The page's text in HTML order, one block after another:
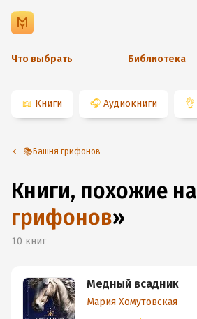
Что выбрать Библиотека
📖 Книги 🎧 Аудиокниги 👌
📚Башня грифонов
Книги, похожие на
грифонов»
10 книг
Медный всадник
Мария Хомутовская